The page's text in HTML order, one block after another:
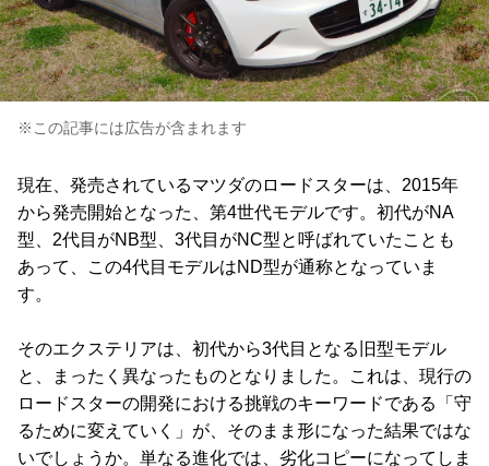
※この記事には広告が含まれます
現在、発売されているマツダのロードスターは、2015年
から発売開始となった、第4世代モデルです。初代がNA
型、2代目がNB型、3代目がNC型と呼ばれていたことも
あって、この4代目モデルはND型が通称となっていま
す。
そのエクステリアは、初代から3代目となる旧型モデル
と、まったく異なったものとなりました。これは、現行の
ロードスターの開発における挑戦のキーワードである「守
るために変えていく」が、そのまま形になった結果ではな
いでしょうか。単なる進化では、劣化コピーになってしま